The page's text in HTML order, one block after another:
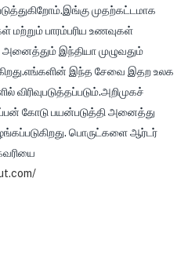
முதற்கட்டமாக
மற்றும் பாரம்பரிய உணவுகள்
இந்தியா முழுவதும்
இந்த சேவை இதற உலக
விரிவுபடுத்தப்படும்.அறிமுகச்
கோடு பயன்படுத்தி அனைத்து
பொருட்களை ஆர்டர்